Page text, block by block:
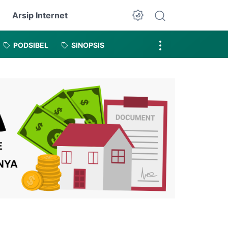
Arsip Internet
Dark Mode
PODSIBEL SINOPSIS